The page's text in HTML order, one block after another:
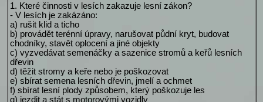
1. Které činnosti v lesích zakazuje lesní zákon?
- V lesích je zakázáno:
a) rušit klid a ticho
b) provádět terénní úpravy, narušovat půdní kryt, budovat
chodníky, stavět oplocení a jiné objekty
c) vyzvedávat semenáčky a sazenice stromů a keřů lesních
dřevin
d) těžit stromy a keře nebo je poškozovat
e) sbírat semena lesních dřevin, jmelí a ochmet
f) sbírat lesní plody způsobem, který poškozuje les
g) jezdit a stát s motorovými vozidly